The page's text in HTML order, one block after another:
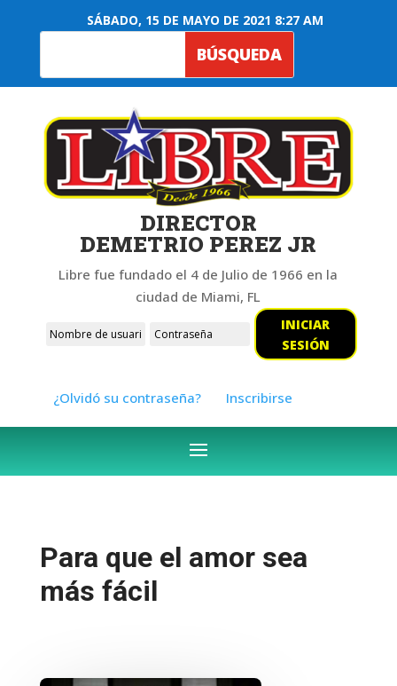
SÁBADO, 15 DE MAYO DE 2021 8:27 AM
DIRECTOR
DEMETRIO PEREZ JR
Libre fue fundado el 4 de Julio de 1966 en la
ciudad de Miami, FL
INICIAR
SESIÓN
¿Olvidó su contraseña? Inscribirse
Para que el amor sea
más fácil